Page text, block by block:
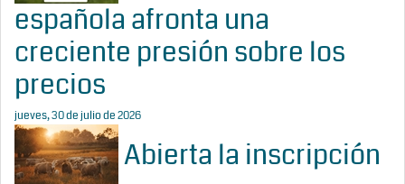
española afronta una
creciente presión sobre los
precios
jueves, 30 de julio de 2026
Abierta la inscripción